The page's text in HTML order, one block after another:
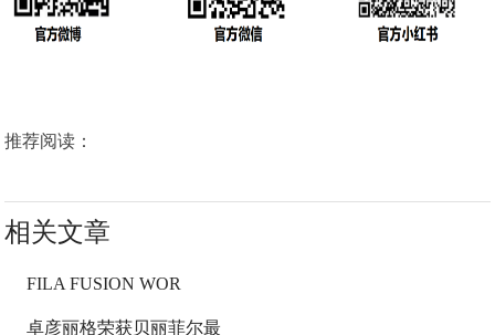
推荐阅读：
相关文章
FILA FUSION WOR
卓彦丽格荣获贝丽菲尔最